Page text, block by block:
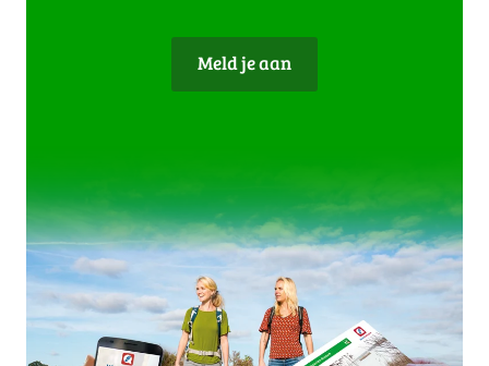
Meld je aan